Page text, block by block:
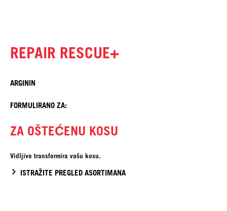
REPAIR RESCUE+
ARGININ
FORMULIRANO ZA:
ZA OŠTEĆENU KOSU
Vidljivo transformira vašu kosu.
ISTRAŽITE PREGLED ASORTIMANA